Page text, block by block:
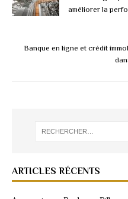
améliorer la
Banque en ligne et crédit
ARTICLES RÉCENTS